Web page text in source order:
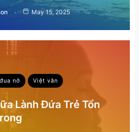
May 15, 2025
nở Việt văn
Lành Đứa Trẻ Tổn